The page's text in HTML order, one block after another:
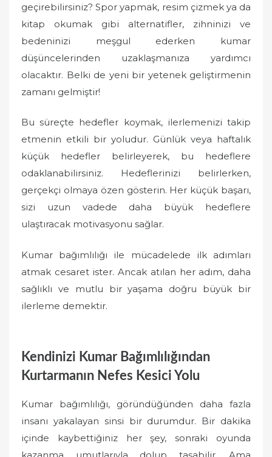
geçirebilirsiniz? Spor yapmak, resim çizmek ya da
kitap okumak gibi alternatifler, zihninizi ve
bedeninizi meşgul ederken kumar
düşüncelerinden uzaklaşmanıza yardımcı
olacaktır. Belki de yeni bir yetenek geliştirmenin
zamanı gelmiştir!
Bu süreçte hedefler koymak, ilerlemenizi takip
etmenin etkili bir yoludur. Günlük veya haftalık
küçük hedefler belirleyerek, bu hedeflere
odaklanabilirsiniz. Hedeflerinizi belirlerken,
gerçekçi olmaya özen gösterin. Her küçük başarı,
sizi uzun vadede daha büyük hedeflere
ulaştıracak motivasyonu sağlar.
Kumar bağımlılığı ile mücadelede ilk adımları
atmak cesaret ister. Ancak atılan her adım, daha
sağlıklı ve mutlu bir yaşama doğru büyük bir
ilerleme demektir.
Kendinizi Kumar Bağımlılığından
Kurtarmanın Nefes Kesici Yolu
Kumar bağımlılığı, göründüğünden daha fazla
insanı yakalayan sinsi bir durumdur. Bir dakika
içinde kaybettiğiniz her şey, sonraki oyunda
kazanma umutlarıyla dolup taşabilir. Ama